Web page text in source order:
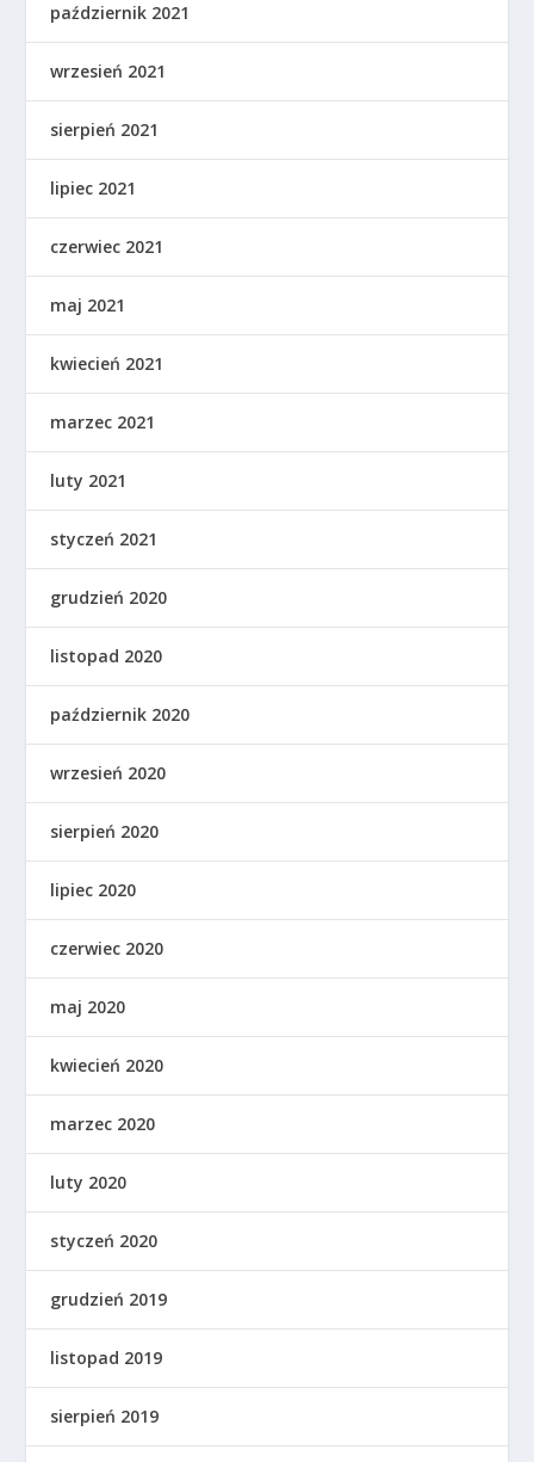
październik 2021
wrzesień 2021
sierpień 2021
lipiec 2021
czerwiec 2021
maj 2021
kwiecień 2021
marzec 2021
luty 2021
styczeń 2021
grudzień 2020
listopad 2020
październik 2020
wrzesień 2020
sierpień 2020
lipiec 2020
czerwiec 2020
maj 2020
kwiecień 2020
marzec 2020
luty 2020
styczeń 2020
grudzień 2019
listopad 2019
sierpień 2019